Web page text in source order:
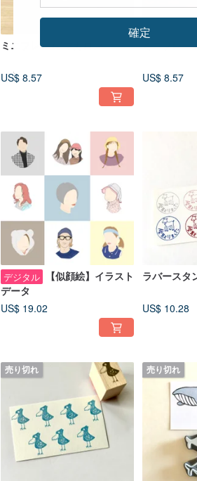
ミニフレーム*マカロン
US$ 8.57
ミニフレー
US$ 8.57
デジタル
【似顔絵】イラスト
データ
US$ 19.02
US$ 10.28
売り切れ 売り切れ
確定